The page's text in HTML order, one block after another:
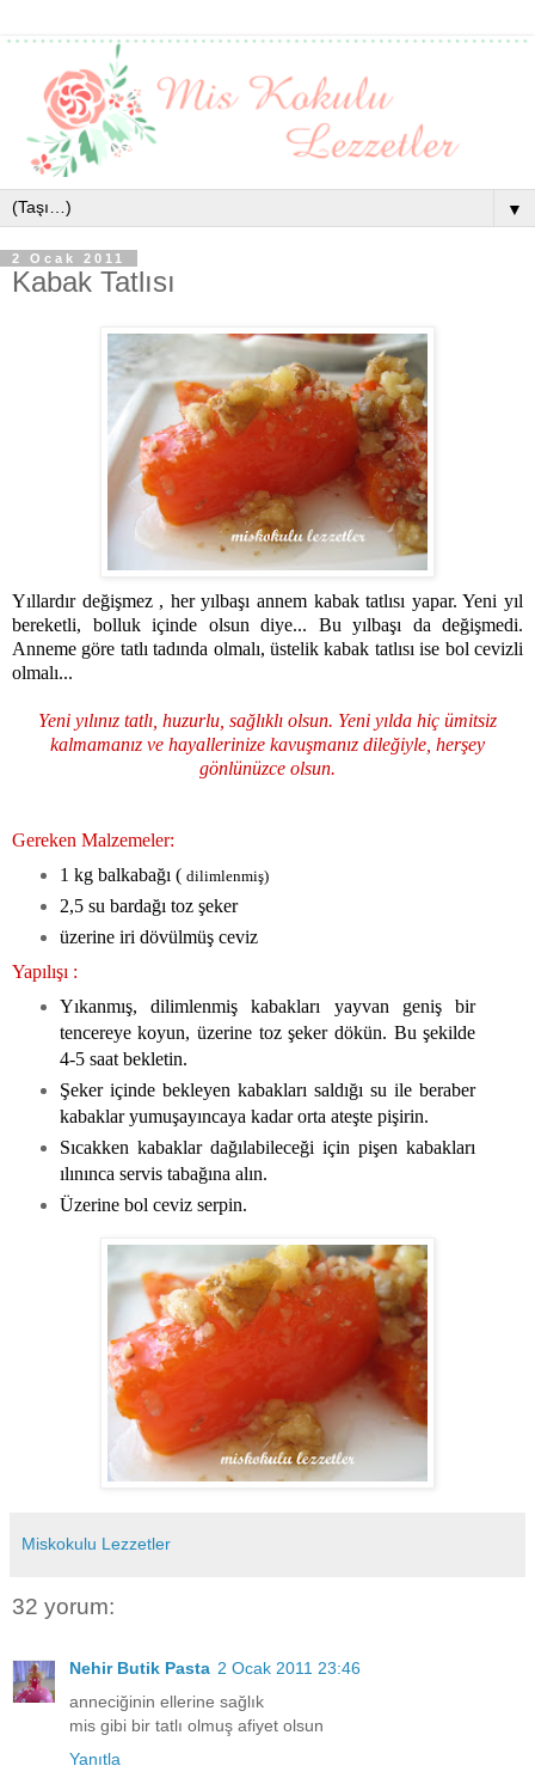
▼
2 Ocak 2011
Kabak Tatlısı
Yıllardır değişmez , her yılbaşı annem kabak tatlısı yapar. Yeni yıl
bereketli, bolluk içinde olsun diye... Bu yılbaşı da değişmedi.
Anneme göre tatlı tadında olmalı, üstelik kabak tatlısı ise bol cevizli
olmalı...
Yeni yılınız tatlı, huzurlu, sağlıklı olsun. Yeni yılda hiç ümitsiz
kalmamanız ve hayallerinize kavuşmanız dileğiyle, herşey
gönlünüzce olsun.
Gereken Malzemeler:
1 kg balkabağı ( dilimlenmiş)
2,5 su bardağı toz şeker
üzerine iri dövülmüş ceviz
Yapılışı :
Yıkanmış, dilimlenmiş kabakları yayvan geniş bir
tencereye koyun, üzerine toz şeker dökün. Bu şekilde
4-5 saat bekletin.
Şeker içinde bekleyen kabakları saldığı su ile beraber
kabaklar yumuşayıncaya kadar orta ateşte pişirin.
Sıcakken kabaklar dağılabileceği için pişen kabakları
ılınınca servis tabağına alın.
Üzerine bol ceviz serpin.
Miskokulu Lezzetler
32 yorum:
Nehir Butik Pasta 2 Ocak 2011 23:46
anneciğinin ellerine sağlık
mis gibi bir tatlı olmuş afiyet olsun
Yanıtla